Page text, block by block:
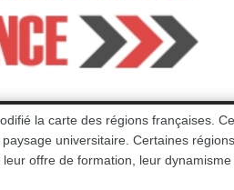
la carte des régions françaises.
universitaire. Certaines
offre de formation, leur